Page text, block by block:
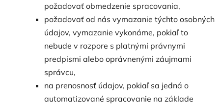
požadovať obmedzenie spracovania,
požadovať od nás vymazanie týchto osobných
údajov, vymazanie vykonáme, pokiaľ to
nebude v rozpore s platnými právnymi
predpismi alebo oprávnenými záujmami
správcu,
na prenosnosť údajov, pokiaľ sa jedná o
automatizované spracovanie na základe